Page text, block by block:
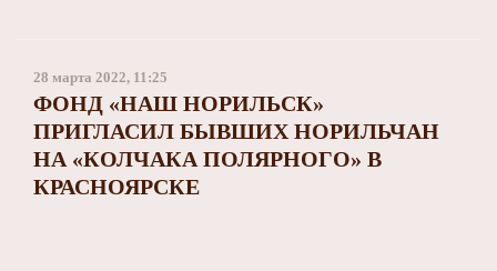
28 марта 2022, 11:25
ФОНД «НАШ НОРИЛЬСК»
ПРИГЛАСИЛ БЫВШИХ НОРИЛЬЧАН
НА «КОЛЧАКА ПОЛЯРНОГО» В
КРАСНОЯРСКЕ